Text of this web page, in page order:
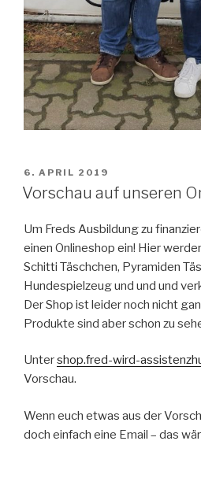
VERÖFFENTLICHT
AM
6. APRIL 2019
Vorschau auf unseren
Um Freds Ausbildung zu
einen Onlineshop ein! Hier
Schitti Täschchen, Pyramiden
Hundespielzeug und und und
Der Shop ist leider noch nicht
Produkte sind aber schon zu
Untershop.fred-wird-
Vorschau.
Wenn euch etwas aus der
doch einfach eine Email – das